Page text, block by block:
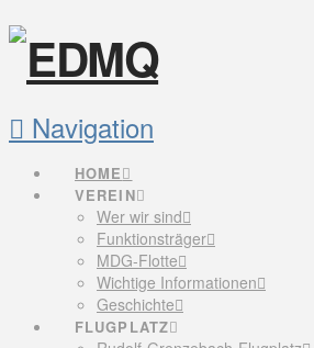
Navigation
HOME
VEREIN
Wer wir sind
Funktionsträger
MDG-Flotte
Wichtige Informationen
Geschichte
FLUGPLATZ